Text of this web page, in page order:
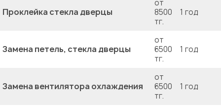
Проклейка стекла дверцы
от
8500
тг.
1 год
Замена петель, стекла дверцы
от
6500
тг.
1 год
Замена вентилятора охлаждения
от
6500
тг.
1 год